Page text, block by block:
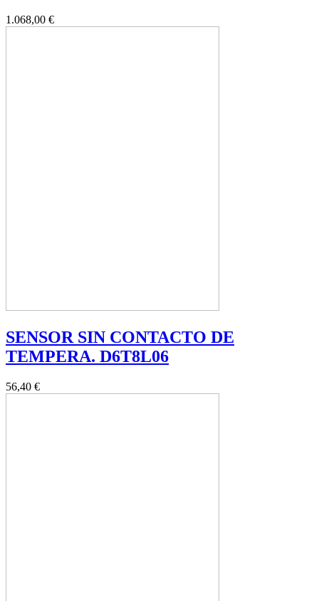
1.068,00 €
SENSOR SIN CONTACTO DE
TEMPERA. D6T8L06
56,40 €